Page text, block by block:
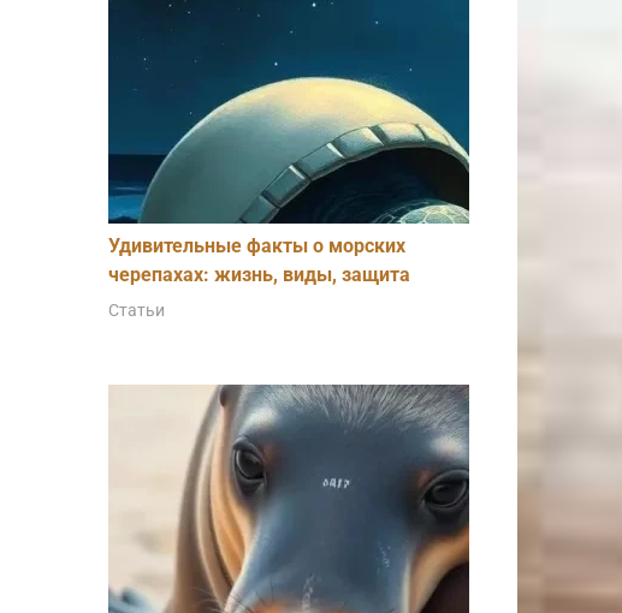
Удивительные факты о морских
черепахах: жизнь, виды, защита
Статьи